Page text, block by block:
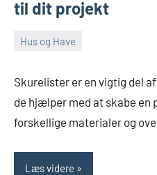
til dit projekt
Hus og Have
november
2024
Skurelister er en vigtig del
de hjælper med at skabe
forskellige materialer og
Læs videre